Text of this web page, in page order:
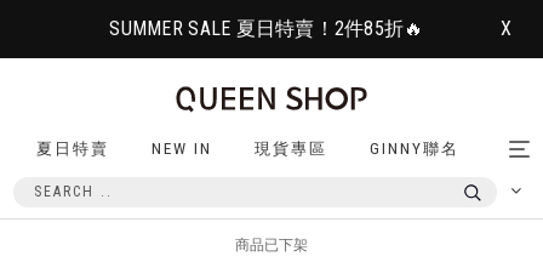
SUMMER SALE 夏日特賣！2件85折🔥 X
夏日特賣 NEW IN 現貨專區 GINNY聯名
商品已下架